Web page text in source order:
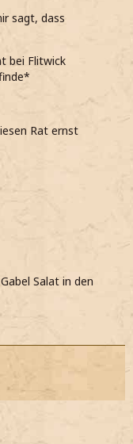
sagt, dass
bei Flitwick
Rat ernst
Salat in den